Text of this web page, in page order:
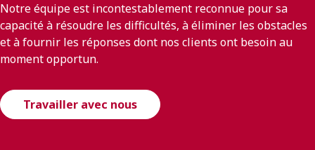
Notre équipe est incontestablement reconnue pour sa
capacité à résoudre les difficultés, à éliminer les obstacles
et à fournir les réponses dont nos clients ont besoin au
moment opportun.
Travailler avec nous